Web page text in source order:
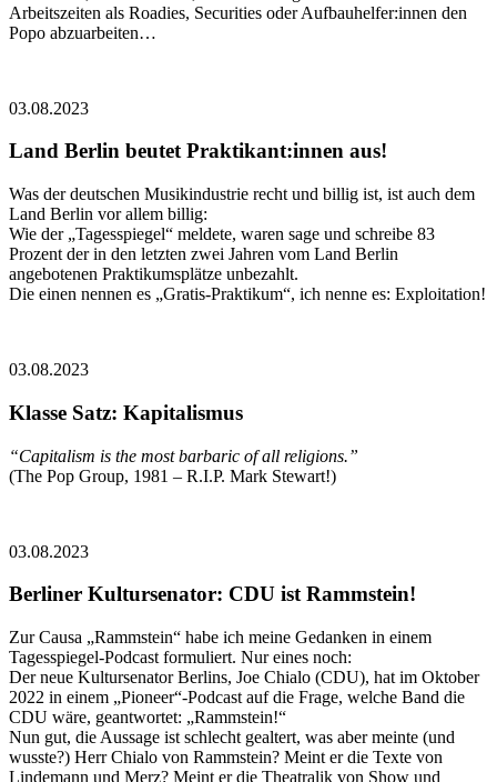
Arbeitszeiten als Roadies, Securities oder Aufbauhelfer:innen den
Popo abzuarbeiten…
03.08.2023
Land Berlin beutet Praktikant:innen aus!
Was der deutschen Musikindustrie recht und billig ist, ist auch dem
Land Berlin vor allem billig:
Wie der „Tagesspiegel“ meldete, waren sage und schreibe 83
Prozent der in den letzten zwei Jahren vom Land Berlin
angebotenen Praktikumsplätze unbezahlt.
Die einen nennen es „Gratis-Praktikum“, ich nenne es: Exploitation!
03.08.2023
Klasse Satz: Kapitalismus
“Capitalism is the most barbaric of all religions.”
(The Pop Group, 1981 – R.I.P. Mark Stewart!)
03.08.2023
Berliner Kultursenator: CDU ist Rammstein!
Zur Causa „Rammstein“ habe ich meine Gedanken in einem
Tagesspiegel-Podcast formuliert. Nur eines noch:
Der neue Kultursenator Berlins, Joe Chialo (CDU), hat im Oktober
2022 in einem „Pioneer“-Podcast auf die Frage, welche Band die
CDU wäre, geantwortet: „Rammstein!“
Nun gut, die Aussage ist schlecht gealtert, was aber meinte (und
wusste?) Herr Chialo von Rammstein? Meint er die Texte von
Lindemann und Merz? Meint er die Theatralik von Show und